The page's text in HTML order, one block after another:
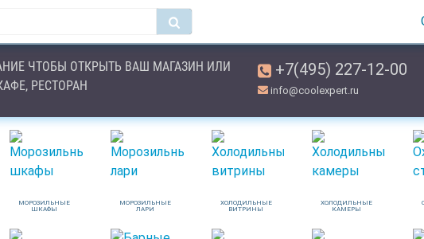
ЧТОБЫ ОТКРЫТЬ ВАШ МАГАЗИН ИЛИ
РЕСТОРАН
+7(495) 227-12-00
info@coolexpert.ru
МОРОЗИЛЬНЫЕ
ШКАФЫ
МОРОЗИЛЬНЫЕ
ЛАРИ
ХОЛОДИЛЬНЫЕ
ВИТРИНЫ
ХОЛОДИЛЬНЫЕ
КАМЕРЫ